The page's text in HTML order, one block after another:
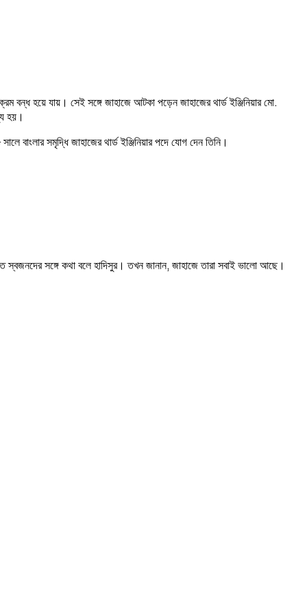
বন্ধ হয়ে যায়। সেই সঙ্গে জাহাজে আটকা পড়েন জাহাজের থার্ড ইঞ্জিনিয়ার মো.
হয়।
সালে বাংলার সমৃদ্ধি জাহাজের থার্ড ইঞ্জিনিয়ার পদে যোগ দেন তিনি।
স্বজনদের সঙ্গে কথা বলে হাদিসুর। তখন জানান, জাহাজে তারা সবাই ভালো আছে।